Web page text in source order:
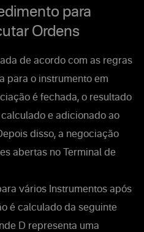
para
Ordens
de acordo com as regras
para o instrumento em
é fechada, o resultado
e adicionado ao
disso, a negociação
abertas no Terminal de
vários Instrumentos após
é calculado da seguinte
D representa uma